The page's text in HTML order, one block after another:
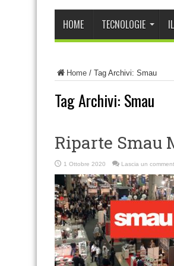
HOME TECNOLOGIE
Home / Tag Archivi: Smau
Tag Archivi: Smau
Riparte Smau
1 Ottobre 2020 Lascia un